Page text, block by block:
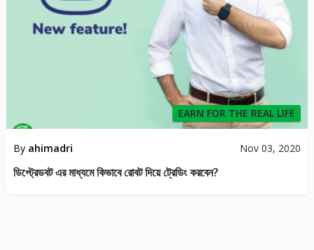
EARN FOR THE REAL LIFE
By ahimadri Nov 03, 2020
ডিপ্ট্রেডবট এর মাধ্যমে কিভাবে রোবট দিয়ে ট্রেডিং করবেন?